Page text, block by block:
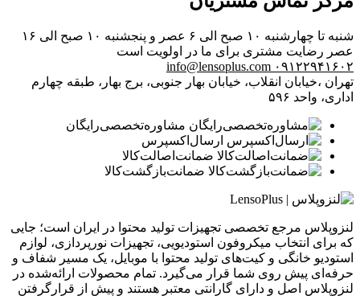
شنبه تا چهارشنبه ۱۰ صبح الی ۶ عصر و پنجشنبه ۱۰ صبح الی ۱۶
عصر رضایت مشتری برای ما در اولویت است
۰۹۱۲۲۹۴۱۶۰۲ info@lensoplus.com
تهران ،خیابان انقلاب، خیابان بهار جنوبی، برج بهار، طبقه چهارم
اداری، واحد ۵۹۶
مشاوره‌تخصصی‌رایگان
ارسال‌اکسپرس
ضمانت‌اصالت‌کالا
ضمانت‌بازگشت‌کالا
لنزوپلاس مرجع تخصصی تجهیزات تولید محتوا در ایران است؛ جایی
که برای انتخاب میکروفون استودیویی، تجهیزات نورپردازی، لوازم
استودیو خانگی و کیت‌های تولید محتوا با موبایل، یک مسیر شفاف و
حرفه‌ای پیش روی شما قرار می‌گیرد. تمام محصولات ارائه‌شده در
لنزوپلاس اصل و دارای گارانتی معتبر هستند و پیش از قرارگرفتن